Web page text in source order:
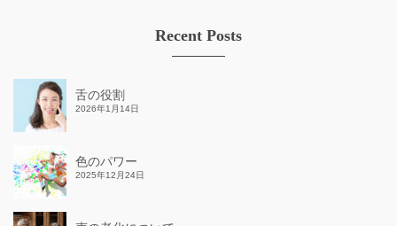
Recent Posts
舌の役割
2026年1月14日
色のパワー
2025年12月24日